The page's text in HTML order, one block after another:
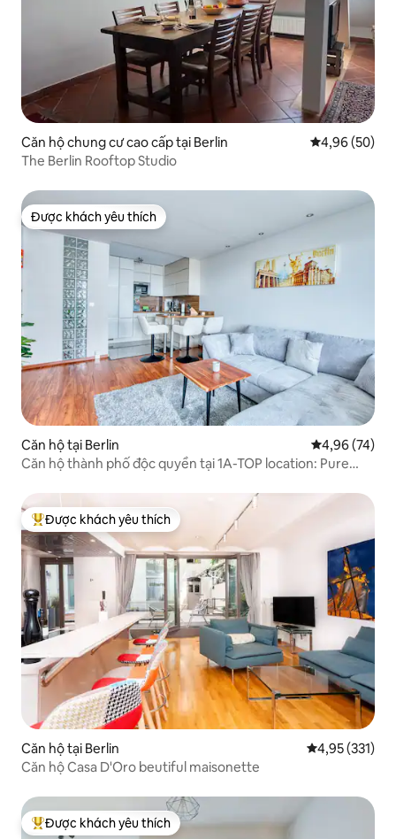
Căn hộ chung cư cao cấp tại Berlin Xếp hạng
4,96 (50)
The Berlin Rooftop Studio
Được khách yêu thích
Được khách yêu thích
Căn hộ tại Berlin Xếp hạng
4,96 (74)
Căn hộ thành phố độc quyền tại 1A-TOP location: Pure
Được khách yêu thích nhất
Được khách yêu thích
Căn hộ tại Berlin Xếp hạng
4,95 (331)
Căn hộ Casa D'Oro beutiful maisonette
Được khách yêu thích nhất
Được khách yêu thích